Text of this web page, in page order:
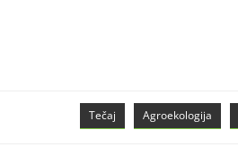
Agroekologija
Tečaj